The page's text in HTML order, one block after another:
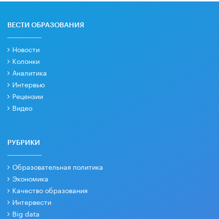
ВЕСТИ ОБРАЗОВАНИЯ
Новости
Колонки
Аналитика
Интервью
Рецензии
Видео
РУБРИКИ
Образовательная политика
Экономика
Качество образования
Интервести
Big data